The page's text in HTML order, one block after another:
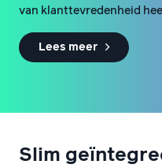
van klanttevredenheid
Lees meer
Slim